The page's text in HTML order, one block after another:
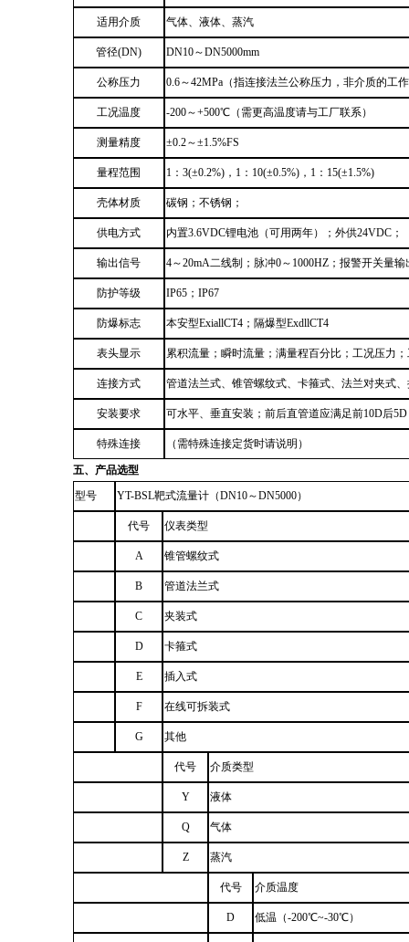
适用介质 气体、液体、蒸汽
管径(DN) DN10～DN5000mm
公称压力 0.6～42MPa（指连接法兰公称压力，非介质的工
工况温度 -200～+500℃（需更高温度请与工厂联系）
测量精度 ±0.2～±1.5%FS
量程范围 1：3(±0.2%) ， 1：10(±0.5%) ， 1：15(±1.5%)
壳体材质 碳钢；不锈钢；
供电方式 内置3.6VDC锂电池（可用两年）；外供24VDC；
输出信号 4～20mA二线制；脉冲0～1000HZ；报警开关量输
防护等级 IP65；IP67
防爆标志 本安型ExiallCT4；隔爆型ExdllCT4
表头显示 累积流量；瞬时流量；满量程百分比；工况压力
连接方式 管道法兰式、锥管螺纹式、卡箍式、法兰对夹式、
安装要求 可水平、垂直安装；前后直管道应满足前10D后
特殊连接 （需特殊连接定货时请说明）
五、产品选型
型号 YT-BSL靶式流量计 （DN10～DN5000）
代号 仪表类型
A 锥管螺纹式
B 管道法兰式
C 夹装式
D 卡箍式
E 插入式
F 在线可拆装式
G 其他
代号 介质类型
Y 液体
Q 气体
Z 蒸汽
代号 介质温度
D 低温（-200℃~-30℃）